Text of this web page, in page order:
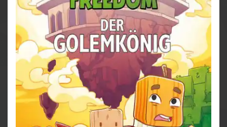
Chaotische Abenteuer erwarten euch in diesem
Freedom-Roman, wenn Team Edgar wieder auf Reisen
geht! Mit von der Partie sind alte Freunde wie General
Dieter, Professor Ente und Banani und Banunu. Aber
auch Widersacher von früher, die sich überraschend
als Verbündete herausstellen, lassen sich blicken.
Durch zahlreiche Illustrationen werden die Figuren
zum Leben erweckt.
Oh, und es gibt Lamas. Lamas!!!